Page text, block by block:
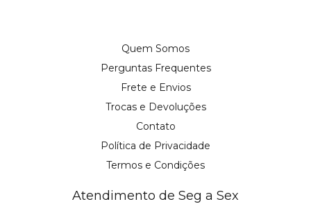
Quem Somos
Perguntas Frequentes
Frete e Envios
Trocas e Devoluções
Contato
Política de Privacidade
Termos e Condições
Atendimento de Seg a Sex